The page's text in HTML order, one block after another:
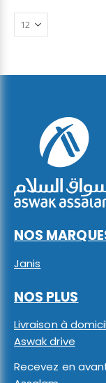
NOS
Janis
NOS PLUS
Livraison à
Aswak drive
Recevez en